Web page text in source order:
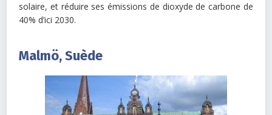
solaire, et réduire ses émissions de dioxyde de carbone de
40% d’ici 2030.
Malmö, Suède